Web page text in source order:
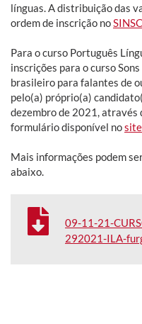
línguas. A distribuição das
ordem de inscrição no SINSC.
Para o curso Português
inscrições para o curso
brasileiro para falantes de
pelo(a) próprio(a)
dezembro de 2021,
formulário disponível nosite
Mais informações podem
abaixo.
09-11-21-
292021-ILA-